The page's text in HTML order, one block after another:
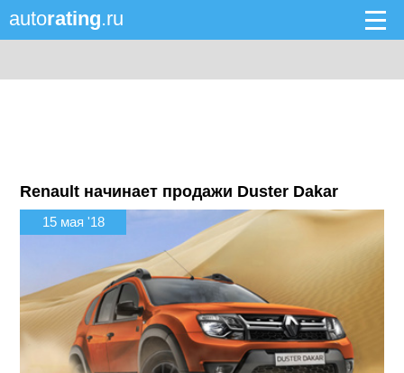
autorating.ru
Renault начинает продажи Duster Dakar
15 мая '18